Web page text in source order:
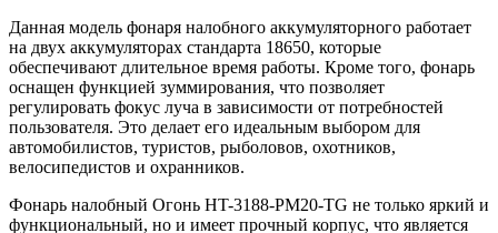
Данная модель фонаря налобного аккумуляторного работает
на двух аккумуляторах стандарта 18650, которые
обеспечивают длительное время работы. Кроме того, фонарь
оснащен функцией зуммирования, что позволяет
регулировать фокус луча в зависимости от потребностей
пользователя. Это делает его идеальным выбором для
автомобилистов, туристов, рыболовов, охотников,
велосипедистов и охранников.
Фонарь налобный Огонь HT-3188-PM20-TG не только яркий и
функциональный, но и имеет прочный корпус, что является